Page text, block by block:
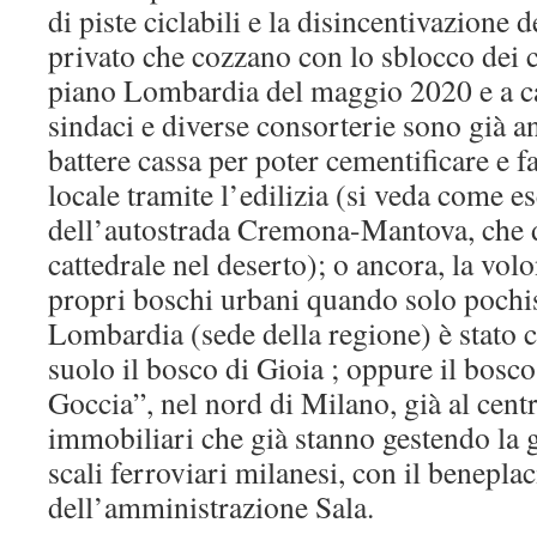
di piste ciclabili e la disincentivazione
privato che cozzano con lo sblocco dei
piano Lombardia del maggio 2020 e a
sindaci e diverse consorterie sono già
battere cassa per poter cementificare e
locale tramite l’edilizia (si veda come
dell’autostrada Cremona-Mantova, che
cattedrale nel deserto); o ancora, la
propri boschi urbani quando solo
Lombardia (sede della regione) è stato
suolo il bosco di Gioia ; oppure il
Goccia”, nel nord di Milano, già al
immobiliari che già stanno gestendo la
scali ferroviari milanesi, con il
dell’amministrazione Sala.